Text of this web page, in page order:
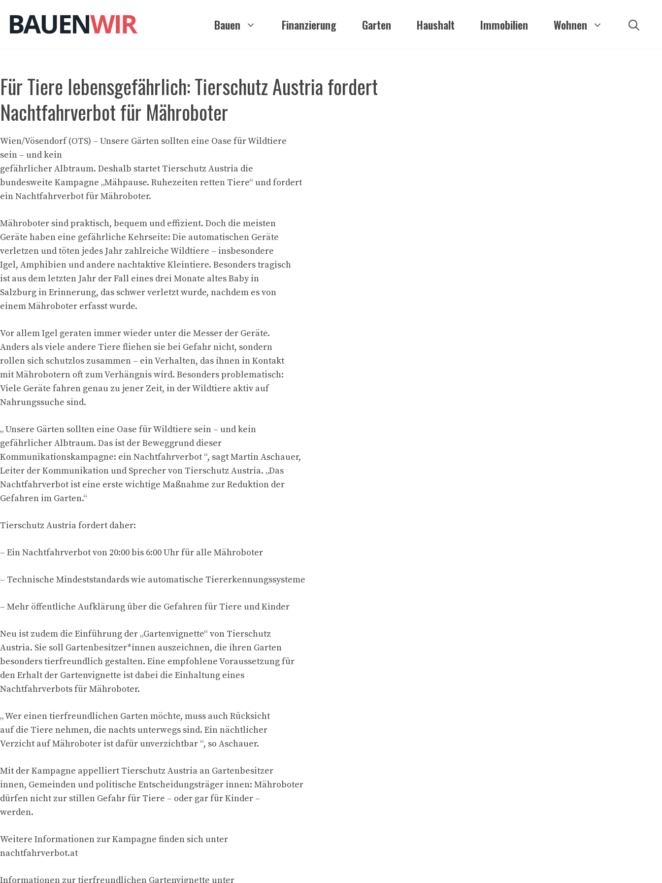
Inhalt
springen
Bauen Finanzierung Garten Haushalt Immobilien Wohnen
Für Tiere lebensgefährlich: Tierschutz Austria fordert
Nachtfahrverbot für Mähroboter
Wien/Vösendorf (OTS) – Unsere Gärten sollten eine Oase für Wildtiere
sein – und kein
gefährlicher Albtraum. Deshalb startet Tierschutz Austria die
bundesweite Kampagne „Mähpause. Ruhezeiten retten Tiere“ und fordert
ein Nachtfahrverbot für Mähroboter.
Mähroboter sind praktisch, bequem und effizient. Doch die meisten
Geräte haben eine gefährliche Kehrseite: Die automatischen Geräte
verletzen und töten jedes Jahr zahlreiche Wildtiere – insbesondere
Igel, Amphibien und andere nachtaktive Kleintiere. Besonders tragisch
ist aus dem letzten Jahr der Fall eines drei Monate altes Baby in
Salzburg in Erinnerung, das schwer verletzt wurde, nachdem es von
einem Mähroboter erfasst wurde.
Vor allem Igel geraten immer wieder unter die Messer der Geräte.
Anders als viele andere Tiere fliehen sie bei Gefahr nicht, sondern
rollen sich schutzlos zusammen – ein Verhalten, das ihnen in Kontakt
mit Mährobotern oft zum Verhängnis wird. Besonders problematisch:
Viele Geräte fahren genau zu jener Zeit, in der Wildtiere aktiv auf
Nahrungssuche sind.
„ Unsere Gärten sollten eine Oase für Wildtiere sein – und kein
gefährlicher Albtraum. Das ist der Beweggrund dieser
Kommunikationskampagne: ein Nachtfahrverbot “, sagt Martin Aschauer,
Leiter der Kommunikation und Sprecher von Tierschutz Austria. „Das
Nachtfahrverbot ist eine erste wichtige Maßnahme zur Reduktion der
Gefahren im Garten.“
Tierschutz Austria fordert daher:
– Ein Nachtfahrverbot von 20:00 bis 6:00 Uhr für alle Mähroboter
– Technische Mindeststandards wie automatische Tiererkennungssysteme
– Mehr öffentliche Aufklärung über die Gefahren für Tiere und Kinder
Neu ist zudem die Einführung der „Gartenvignette“ von Tierschutz
Austria. Sie soll Gartenbesitzer*innen auszeichnen, die ihren Garten
besonders tierfreundlich gestalten. Eine empfohlene Voraussetzung für
den Erhalt der Gartenvignette ist dabei die Einhaltung eines
Nachtfahrverbots für Mähroboter.
„ Wer einen tierfreundlichen Garten möchte, muss auch Rücksicht
auf die Tiere nehmen, die nachts unterwegs sind. Ein nächtlicher
Verzicht auf Mähroboter ist dafür unverzichtbar “, so Aschauer.
Mit der Kampagne appelliert Tierschutz Austria an Gartenbesitzer
innen, Gemeinden und politische Entscheidungsträger innen: Mähroboter
dürfen nicht zur stillen Gefahr für Tiere – oder gar für Kinder –
werden.
Weitere Informationen zur Kampagne finden sich unter
nachtfahrverbot.at
Informationen zur tierfreundlichen Gartenvignette unter